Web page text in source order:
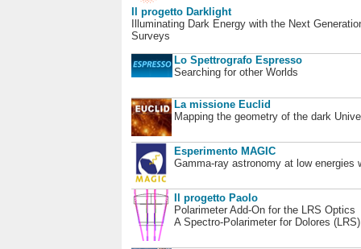
Il progetto Darklight
Illuminating Dark Energy with the Next
Surveys
Lo Spettrografo Espresso
Searching for other Worlds
La missione Euclid
Mapping the geometry of the dark
Esperimento MAGIC
Gamma-ray astronomy at low energies
Il progetto Paolo
Polarimeter Add-On for the LRS Optics
A Spectro-Polarimeter for Dolores